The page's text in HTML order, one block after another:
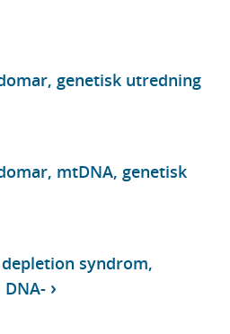
genetisk utredning
mtDNA, genetisk
syndrom,